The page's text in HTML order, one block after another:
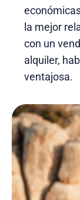
la mejor
con un
alquiler,
ventajosa.